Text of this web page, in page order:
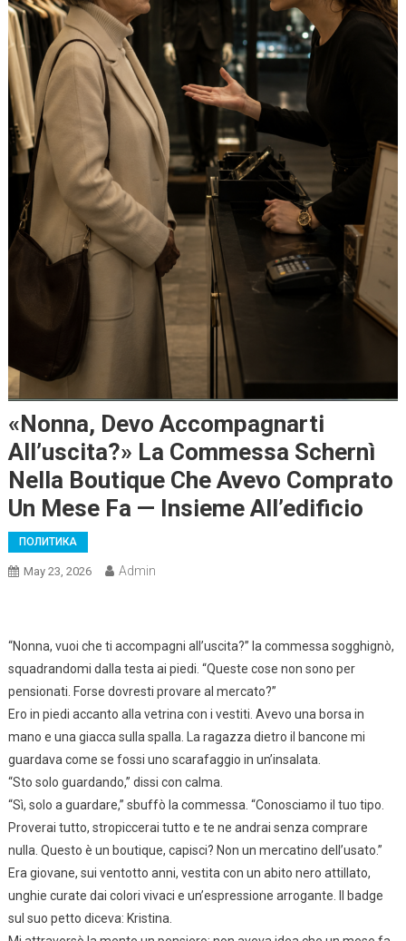
«Nonna, Devo Accompagnarti
All’uscita?» La Commessa Schernì
Nella Boutique Che Avevo Comprato
Un Mese Fa — Insieme All’edificio
ПОЛИТИКА
May 23, 2026 Admin
“Nonna, vuoi che ti accompagni all’uscita?” la commessa sogghignò,
squadrandomi dalla testa ai piedi. “Queste cose non sono per
pensionati. Forse dovresti provare al mercato?”
Ero in piedi accanto alla vetrina con i vestiti. Avevo una borsa in
mano e una giacca sulla spalla. La ragazza dietro il bancone mi
guardava come se fossi uno scarafaggio in un’insalata.
“Sto solo guardando,” dissi con calma.
“Sì, solo a guardare,” sbuffò la commessa. “Conosciamo il tuo tipo.
Proverai tutto, stropiccerai tutto e te ne andrai senza comprare
nulla. Questo è un boutique, capisci? Non un mercatino dell’usato.”
Era giovane, sui ventotto anni, vestita con un abito nero attillato,
unghie curate dai colori vivaci e un’espressione arrogante. Il badge
sul suo petto diceva: Kristina.